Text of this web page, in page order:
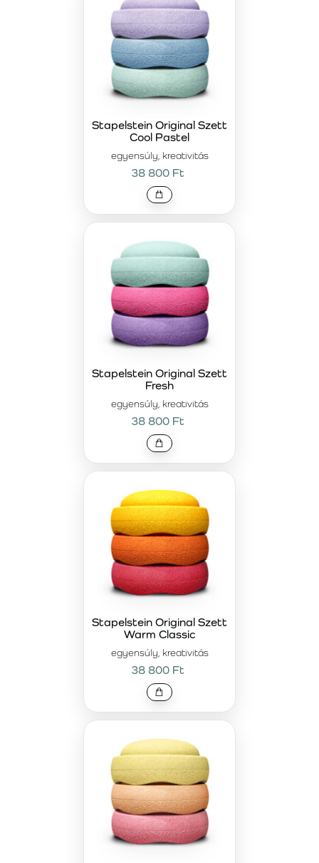
egyensúly, kreativitás
Stapelstein Original Szett
Cool Pastel
38 800 Ft
egyensúly, kreativitás
Stapelstein Original Szett
Fresh
38 800 Ft
egyensúly, kreativitás
Stapelstein Original Szett
Warm Classic
38 800 Ft